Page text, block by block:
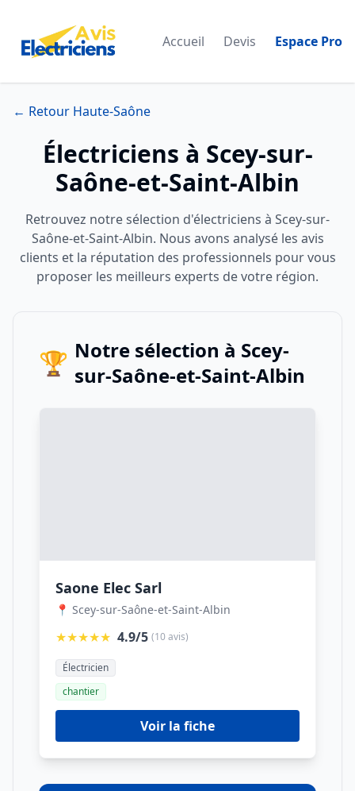
Accueil Devis Espace Pro
← Retour Haute-Saône
Électriciens à Scey-sur-
Saône-et-Saint-Albin
Retrouvez notre sélection d'électriciens à Scey-sur-
Saône-et-Saint-Albin. Nous avons analysé les avis
clients et la réputation des professionnels pour vous
proposer les meilleurs experts de votre région.
🏆 Notre sélection à Scey-
sur-Saône-et-Saint-Albin
Saone Elec Sarl
📍 Scey-sur-Saône-et-Saint-Albin
★★★★★ 4.9/5 (10 avis)
Électricien
chantier
Voir la fiche